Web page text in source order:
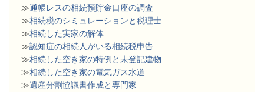
≫通帳レスの相続預貯金口座の調査
≫相続税のシミュレーションと税理士
≫相続した実家の解体
≫認知症の相続人がいる相続税申告
≫相続した空き家の特例と未登記建物
≫相続した空き家の電気ガス水道
≫遺産分割協議書作成と専門家